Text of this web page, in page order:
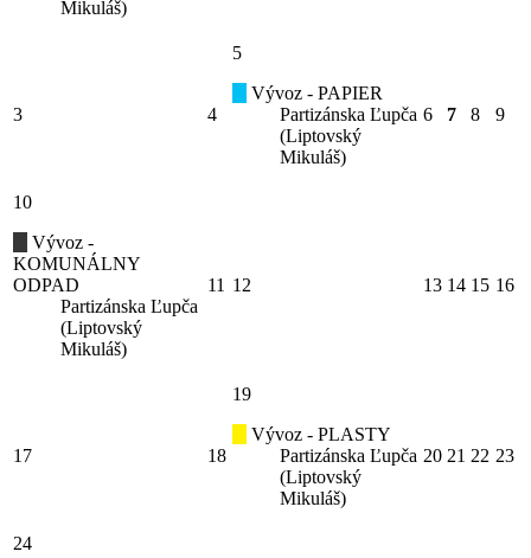
Mikuláš)
3 4
5
Vývoz - PAPIER
Partizánska Ľupča
(Liptovský
Mikuláš)
6 7 8 9
10
Vývoz -
KOMUNÁLNY
ODPAD
Partizánska Ľupča
(Liptovský
Mikuláš)
11 12 13 14 15 16
17 18
19
Vývoz - PLASTY
Partizánska Ľupča
(Liptovský
Mikuláš)
20 21 22 23
24